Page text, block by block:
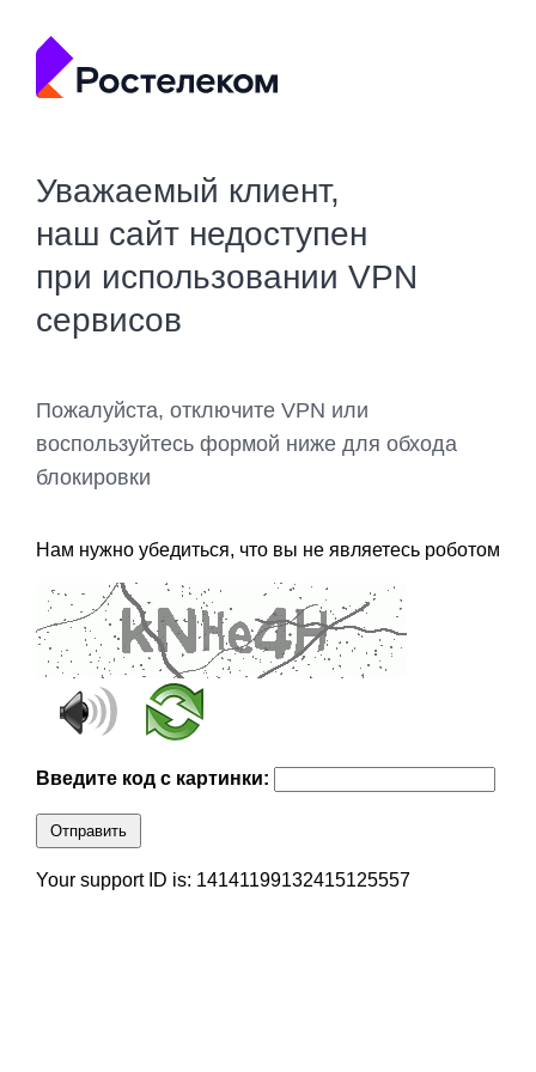
Уважаемый клиент,
наш сайт недоступен
при использовании VPN
сервисов
Пожалуйста, отключите VPN или
воспользуйтесь формой ниже для обхода
блокировки
Нам нужно убедиться, что вы не являетесь роботом
Введите код с картинки:
Отправить
Your support ID is: 14141199132415125557